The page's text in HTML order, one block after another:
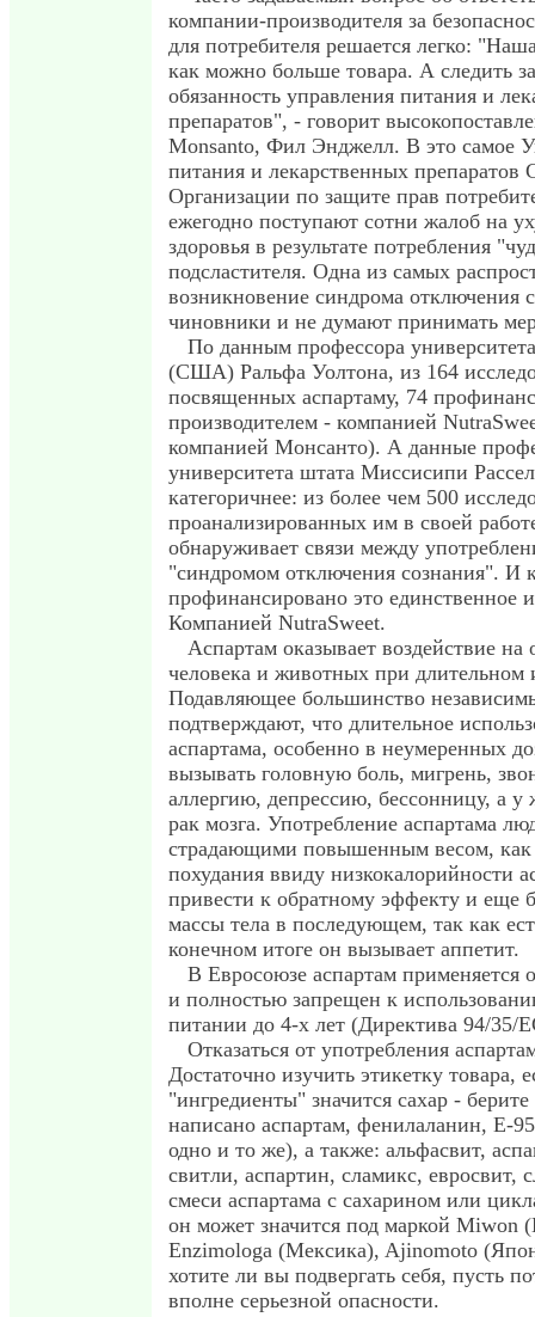
компании-производителя за
для потребителя решается легко:
как можно больше товара. А следить
обязанность управления питания и
препаратов", - говорит
Monsanto, Фил Энджелл. В это самое
питания и лекарственных
Организации по защите прав
ежегодно поступают сотни жалоб на
здоровья в результате потребления
подсластителя. Одна из самых
возникновение синдрома отключения
чиновники и не думают принимать
По данным профессора
(США) Ральфа Уолтона, из 164
посвященных аспартаму, 74
производителем - компанией
компанией Монсанто). А данные
университета штата Миссисипи
категоричнее: из более чем 500
проанализированных им в своей
обнаруживает связи между
"синдромом отключения сознания". И
профинансировано это единственное
Компанией NutraSweet.
Аспартам оказывает воздействие на
человека и животных при длительном
Подавляющее большинство
подтверждают, что длительное
аспартама, особенно в неумеренных
вызывать головную боль, мигрень,
аллергию, депрессию, бессонницу, а
рак мозга. Употребление аспартама
страдающими повышенным весом,
похудания ввиду низкокалорийности
привести к обратному эффекту и еще
массы тела в последующем, так как
конечном итоге он вызывает аппетит.
В Евросоюзе аспартам применяется
и полностью запрещен к
питании до 4-х лет (Директива 94/35/
Отказаться от употребления
Достаточно изучить этикетку товара,
"ингредиенты" значится сахар -
написано аспартам, фенилаланин, E-
одно и то же), а также: альфасвит,
свитли, аспартин, сламикс, евросвит,
смеси аспартама с сахарином или
он может значится под маркой
Enzimologa (Мексика), Ajinomoto
хотите ли вы подвергать себя, пусть
вполне серьезной опасности.